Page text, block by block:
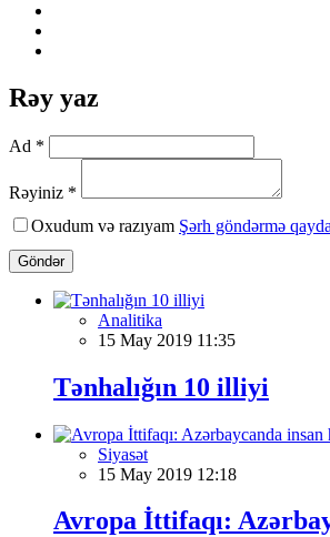
Rəy yaz
Ad *
Rəyiniz *
Oxudum və razıyam Şərh göndərmə
Göndər
Analitika
15 May 2019 11:35
Tənhalığın 10 illiyi
Siyasət
15 May 2019 12:18
Avropa İttifaqı: